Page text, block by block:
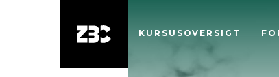
KURSUSOVERSIGT